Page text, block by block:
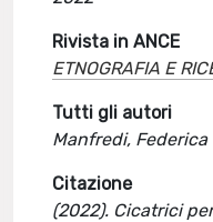
Rivista in ANCE
ETNOGRAFIA E
Tutti gli autori
Manfredi, Federica
Citazione
(2022). Cicatrici